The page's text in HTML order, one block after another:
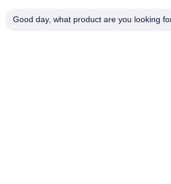
Good day, what product are you looking